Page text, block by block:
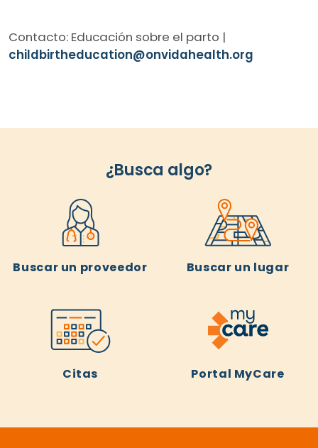
Contacto: Educación sobre el parto |
childbirtheducation@onvidahealth.org
¿Busca algo?
Buscar un proveedor Buscar un lugar
Citas Portal MyCare